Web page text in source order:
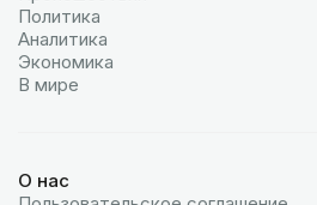
Политика
Аналитика
Экономика
В мире
О нас